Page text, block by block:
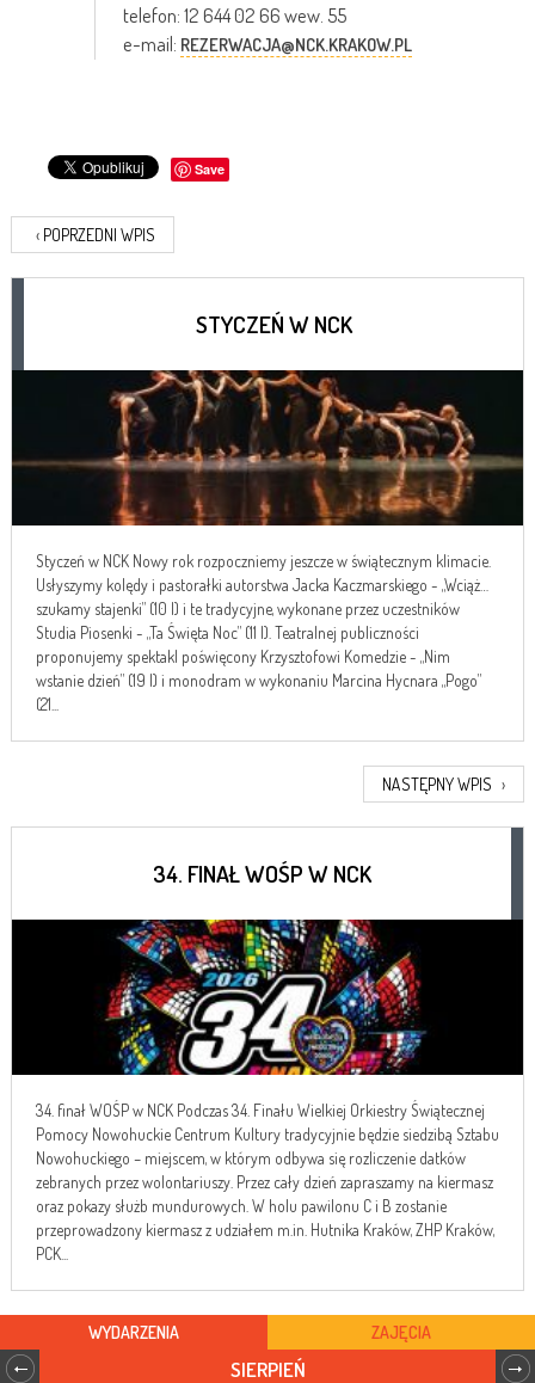
telefon: 12 644 02 66 wew. 55
e-mail: REZERWACJA@NCK.KRAKOW.PL
Save
‹ POPRZEDNI WPIS
STYCZEŃ W NCK
Styczeń w NCK Nowy rok rozpoczniemy jeszcze w świątecznym klimacie.
Usłyszymy kolędy i pastorałki autorstwa Jacka Kaczmarskiego - „Wciąż…
szukamy stajenki” (10 I) i te tradycyjne, wykonane przez uczestników
Studia Piosenki - „Ta Święta Noc” (11 I). Teatralnej publiczności
proponujemy spektakl poświęcony Krzysztofowi Komedzie - „Nim
wstanie dzień” (19 I) i monodram w wykonaniu Marcina Hycnara „Pogo”
(21...
NASTĘPNY WPIS ›
34. FINAŁ WOŚP W NCK
34. finał WOŚP w NCK Podczas 34. Finału Wielkiej Orkiestry Świątecznej
Pomocy Nowohuckie Centrum Kultury tradycyjnie będzie siedzibą Sztabu
Nowohuckiego – miejscem, w którym odbywa się rozliczenie datków
zebranych przez wolontariuszy. Przez cały dzień zapraszamy na kiermasz
oraz pokazy służb mundurowych. W holu pawilonu C i B zostanie
przeprowadzony kiermasz z udziałem m.in. Hutnika Kraków, ZHP Kraków,
PCK...
WYDARZENIA ZAJĘCIA
SIERPIEŃ